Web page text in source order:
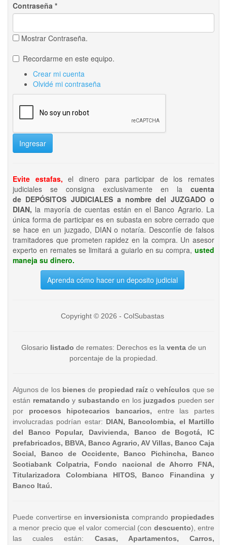
Contraseña *
Mostrar Contraseña.
Recordarme en este equipo.
Crear mi cuenta
Olvidé mi contraseña
Ingresar
Evite estafas, el dinero para participar de los remates
judiciales se consigna exclusivamente en la cuenta
de DEPÓSITOS JUDICIALES a nombre del JUZGADO o
DIAN, la mayoría de cuentas están en el Banco Agrario. La
única forma de participar es en subasta en sobre cerrado que
se hace en un juzgado, DIAN o notaría. Desconfíe de falsos
tramitadores que prometen rapidez en la compra. Un asesor
experto en remates se limitará a guiarlo en su compra, usted
maneja su dinero.
Aprenda cómo hacer un deposito judicial
Copyright © 2026 - ColSubastas
Glosario listado de remates: Derechos es la ventade un
porcentaje de la propiedad.
Algunos de los bienesde propiedad raízo vehículos que se
están rematando y subastando en los juzgados pueden ser
por procesos hipotecarios bancarios, entre las partes
involucradas podrían estar: DIAN, Bancolombia, el Martillo
del Banco Popular, Davivienda, Banco de Bogotá, IC
prefabricados, BBVA, Banco Agrario, AV Villas, Banco Caja
Social, Banco de Occidente, Banco Pichincha, Banco
Scotiabank Colpatria, Fondo nacional de Ahorro FNA,
Titularizadora Colombiana HITOS, Banco Finandina y
Banco Itaú.
Puede convertirse en inversionista comprando propiedades
a menor precio que el valor comercial (con descuento), entre
las cuales están: Casas, Apartamentos, Carros,